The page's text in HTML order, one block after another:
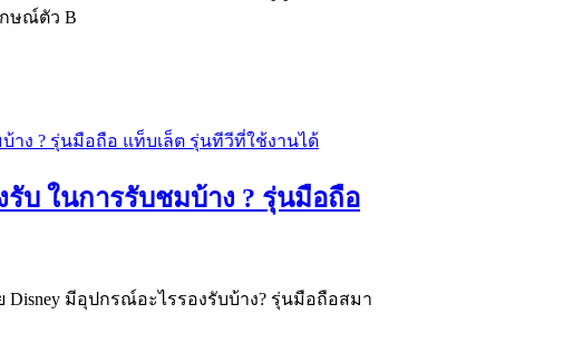
ษณ์ตัว B
บ ในการรับชมบ้าง​ ? รุ่นมือถือ
Disney มีอุปกรณ์อะไรรองรับบ้าง​? รุ่นมือถือสมา